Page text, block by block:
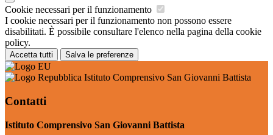
Cookie necessari per il funzionamento
I cookie necessari per il funzionamento non possono essere
disabilitati. È possibile consultare l'elenco nella pagina della cookie
policy.
Accetta tutti Salva le preferenze
Istituto Comprensivo San Giovanni Battista
Contatti
Istituto Comprensivo San Giovanni Battista